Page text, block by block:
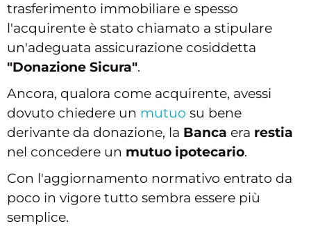
trasferimento immobiliare e spesso
l'acquirente è stato chiamato a stipulare
un'adeguata assicurazione cosiddetta
"Donazione Sicura".
Ancora, qualora come acquirente, avessi
dovuto chiedere un mutuo su bene
derivante da donazione, la Banca era restia
nel concedere un mutuo ipotecario.
Con l'aggiornamento normativo entrato da
poco in vigore tutto sembra essere più
semplice.